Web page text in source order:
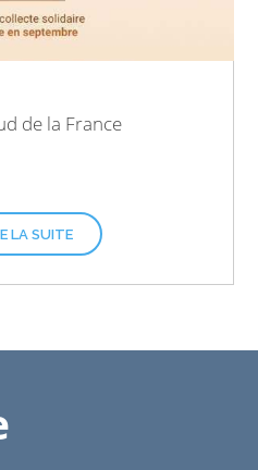
de la France
LA SUITE